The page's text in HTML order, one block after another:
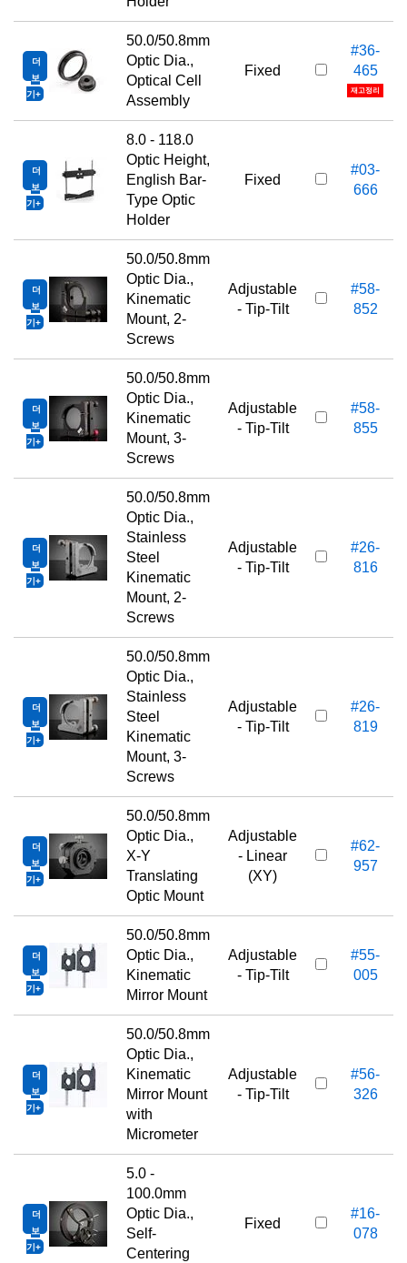
더
보
기
50.0/50.8mm
Optic Dia.,
Optical Cell
Assembly
Fixed
#36-
465
재고정리
더
보
기
8.0 - 118.0
Optic Height,
English Bar-
Type Optic
Holder
Fixed
#03-
666
더
보
기
50.0/50.8mm
Optic Dia.,
Kinematic
Mount, 2-
Screws
Adjustable
- Tip-Tilt
#58-
852
더
보
기
50.0/50.8mm
Optic Dia.,
Kinematic
Mount, 3-
Screws
Adjustable
- Tip-Tilt
#58-
855
더
보
기
50.0/50.8mm
Optic Dia.,
Stainless
Steel
Kinematic
Mount, 2-
Screws
Adjustable
- Tip-Tilt
#26-
816
더
보
기
50.0/50.8mm
Optic Dia.,
Stainless
Steel
Kinematic
Mount, 3-
Screws
Adjustable
- Tip-Tilt
#26-
819
더
보
기
50.0/50.8mm
Optic Dia.,
X-Y
Translating
Optic Mount
Adjustable
- Linear
(XY)
#62-
957
더
보
기
50.0/50.8mm
Optic Dia.,
Kinematic
Mirror Mount
Adjustable
- Tip-Tilt
#55-
005
더
보
기
50.0/50.8mm
Optic Dia.,
Kinematic
Mirror Mount
with
Micrometer
Adjustable
- Tip-Tilt
#56-
326
더
보
기
5.0 -
100.0mm
Optic Dia.,
Self-
Centering
Fixed
#16-
078